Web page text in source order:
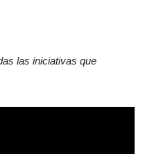
las iniciativas que